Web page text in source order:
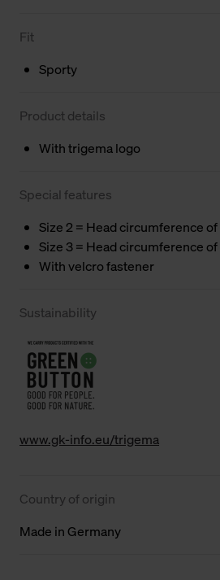
Fit
Sporty
Product details
With trigema logo
Special features
Size 2 = Head circumference
Size 3 = Head circumference
With velcro fastener
Sustainability
www.gk-info.eu/trigema
Country of origin
Made in Germany